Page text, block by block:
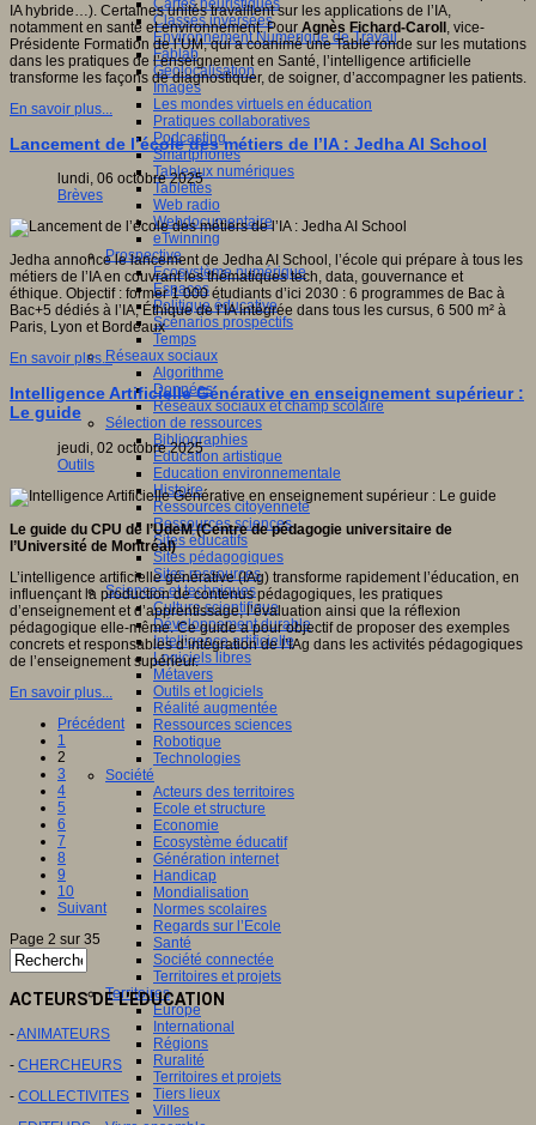
Cartes heuristiques
Classes inversées
Environnement Numérique de Travail
Fablab
Géolocalisation
Images
Les mondes virtuels en éducation
Pratiques collaboratives
Podcasting
Smartphones
Tableaux numériques
Tablettes
Web radio
Webdocumentaire
eTwinning
Prospective
Ecosystème numérique
Espaces
Politique éducative
Scénarios prospectifs
Temps
Réseaux sociaux
Algorithme
Données
Réseaux sociaux et champ scolaire
Sélection de ressources
Bibliographies
Education artistique
Education environnementale
Histoire
Ressources citoyenneté
Ressources sciences
Sites éducatifs
Sites pédagogiques
Sites ressources
Sciences et techniques
Culture scientifique
Développement durable
Intelligence artificielle
Logiciels libres
Métavers
Outils et logiciels
Réalité augmentée
Ressources sciences
Robotique
Technologies
Société
Acteurs des territoires
Ecole et structure
Economie
Ecosystème éducatif
Génération internet
Handicap
Mondialisation
Normes scolaires
Regards sur l’Ecole
Santé
Société connectée
Territoires et projets
Territoires
Europe
International
Régions
Ruralité
Territoires et projets
Tiers lieux
Villes
IA hybride…). Certaines unités travaillent sur les applications de l’IA,
notamment en santé et environnement. PourAgnès Fichard-Caroll , vice-
Présidente Formation de l’UM, qui a coanimé une Table ronde sur les mutations
dans les pratiques de l’enseignement en Santé, l’intelligence artificielle
transforme les façons de diagnostiquer, de soigner, d’accompagner les patients.
En savoir plus...
Lancement de l’école des métiers de l’IA : Jedha AI School
lundi, 06 octobre 2025
Brèves
Jedha annonce le lancement de Jedha AI School, l’école qui prépare à tous les
métiers de l’IA en couvrant les thématiques tech, data, gouvernance et
éthique. Objectif : former 1 000 étudiants d’ici 2030 : 6 programmes de Bac à
Bac+5 dédiés à l’IA, Éthique de l’IA intégrée dans tous les cursus, 6 500 m² à
Paris, Lyon et Bordeaux
En savoir plus...
Intelligence Artificielle Générative en enseignement supérieur :
Le guide
jeudi, 02 octobre 2025
Outils
Le guide du CPU de l’UdeM(Centre de pédagogie universitaire de
l’Université de Montréal)
L’intelligence artificielle générative (IAg) transforme rapidement l’éducation, en
influençant la production de contenus pédagogiques, les pratiques
d’enseignement et d’apprentissage, l’évaluation ainsi que la réflexion
pédagogique elle-même. Ce guide a pour objectif de proposer des exemples
concrets et responsables d’intégration de l’IAg dans les activités pédagogiques
de l’enseignement supérieur.
En savoir plus...
Précédent
1
2
3
4
5
6
7
8
9
10
Suivant
Page 2 sur 35
ACTEURS DE L'EDUCATION
-ANIMATEURS
- CHERCHEURS
- COLLECTIVITES